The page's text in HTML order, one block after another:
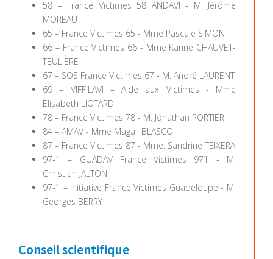
58 – France Victimes 58 ANDAVI - M. Jérôme
MOREAU
65 – France Victimes 65 - Mme Pascale SIMON
66 – France Victimes 66 - Mme Karine CHAUVET-
TEULIÈRE
67 – SOS France Victimes 67 - M. André LAURENT
69 – VIFFILAVI – Aide aux Victimes - Mme
Élisabeth LIOTARD
78 – France Victimes 78 - M. Jonathan PORTIER
84 – AMAV - Mme Magali BLASCO
87 – France Victimes 87 - Mme. Sandrine TEIXERA
97-1 – GUADAV France Victimes 971 - M.
Christian JALTON
97-1 – Initiative France Victimes Guadeloupe - M.
Georges BERRY
Conseil scientifique